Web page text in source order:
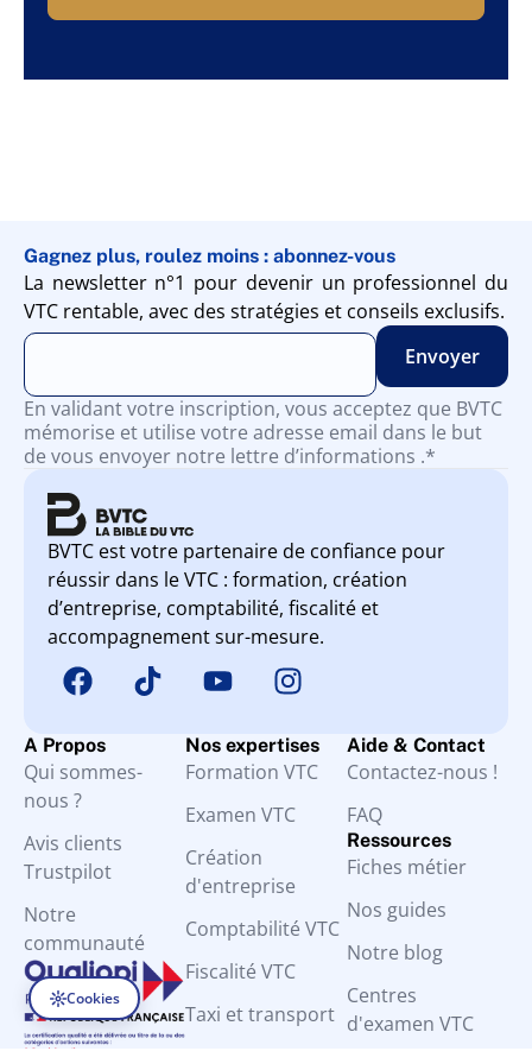
Gagnez plus, roulez moins : abonnez-vous
La newsletter n°1 pour devenir un professionnel du
VTC rentable, avec des stratégies et conseils exclusifs.
En validant votre inscription, vous acceptez que BVTC
mémorise et utilise votre adresse email dans le but
de vous envoyer notre lettre d’informations .*
BVTC est votre partenaire de confiance pour
réussir dans le VTC : formation, création
d’entreprise, comptabilité, fiscalité et
accompagnement sur-mesure.
A Propos
Qui sommes-
nous ?
Avis clients
Trustpilot
Notre
communauté
Nos expertises
Formation VTC
Examen VTC
Création
d'entreprise
Comptabilité VTC
Fiscalité VTC
Taxi et transport
Aide & Contact
Contactez-nous !
FAQ
Ressources
Fiches métier
Nos guides
Notre blog
Centres
d'examen VTC
Cookies